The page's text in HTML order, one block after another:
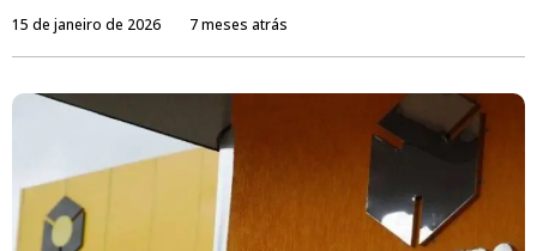
15 de janeiro de 2026 7 meses atrás